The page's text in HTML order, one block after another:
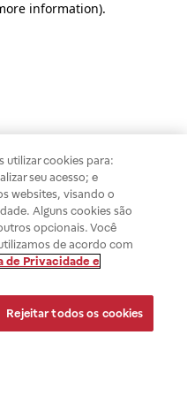
information).
utilizar cookies para:
seu acesso; e
websites, visando o
Alguns cookies são
opcionais. Você
de acordo com
de Privacidade e
Rejeitar todos os cookies